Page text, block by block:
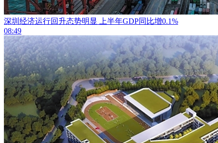
深圳经济运行回升态势明显 上半年GDP同比增0.1%
08:49